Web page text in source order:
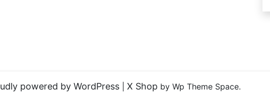
powered by WordPress X Shop by Wp Theme Space.